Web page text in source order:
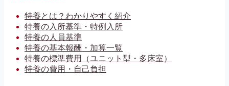
特養とは？わかりやすく紹介
特養の入所基準・特例入所
特養の人員基準
特養の基本報酬・加算一覧
特養の標準費用（ユニット型・多床室）
特養の費用・自己負担